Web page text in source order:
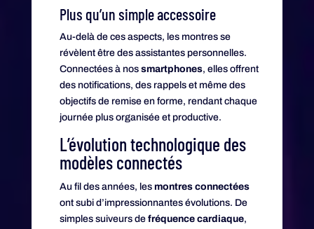
Plus qu’un simple accessoire
Au-delà de ces aspects, les montres se
révèlent être des assistantes personnelles.
Connectées à nos smartphones, elles offrent
des notifications, des rappels et même des
objectifs de remise en forme, rendant chaque
journée plus organisée et productive.
L’évolution technologique des
modèles connectés
Au fil des années, les montres connectées
ont subi d’impressionnantes évolutions. De
simples suiveurs de fréquence cardiaque,